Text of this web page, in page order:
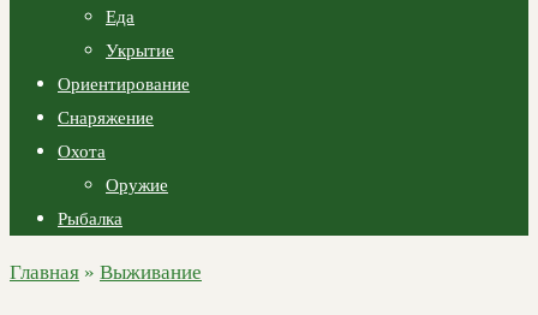
Еда
Укрытие
Ориентирование
Снаряжение
Охота
Оружие
Рыбалка
Главная » Выживание